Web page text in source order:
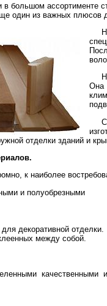
большом ассортименте
один из важных плюсов
Она
отделки зданий и
к наиболее
и полуобрезными
декоративной отделки.
между собой.
качественными